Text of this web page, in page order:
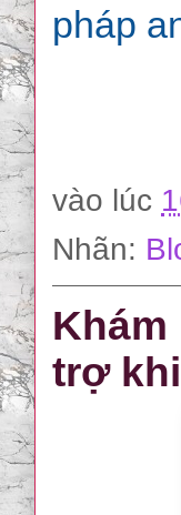
pháp
vào lúc
Nhãn:
Khám
trợ